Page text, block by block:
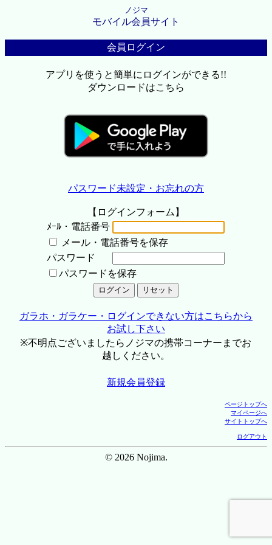
ノジマ
モバイル会員サイト
会員ログイン
アプリを使うと簡単にログインができる!!
ダウンロードはこちら
パスワード未設定・お忘れの方
【ログインフォーム】
ﾒｰﾙ・電話番号
メール・電話番号を保存
パスワード
パスワードを保存
ガラホ・ガラケー・ログインできない方はこちらから
お試し下さい
※不明点ございましたらノジマの携帯コーナーまでお
越しください。
新規会員登録
ページトップへ
マイページへ
サイトトップへ
ログアウト
© 2026 Nojima.